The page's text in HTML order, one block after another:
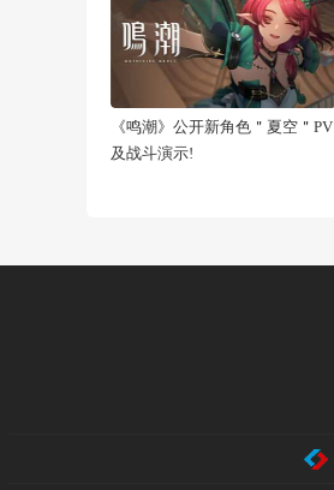
《鸣潮》公开新角色＂夏空＂PV
及战斗演示!